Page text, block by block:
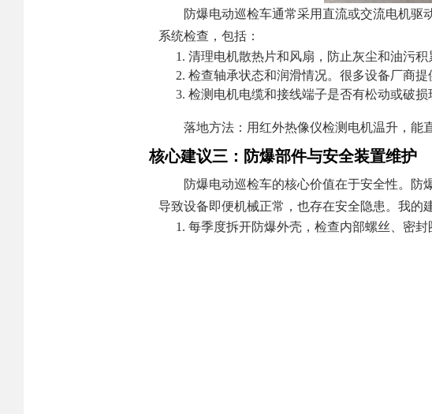
防爆电动巡检车通常采用直流或交流电机驱
系统检查，包括：
清理电机散热片和风扇，防止灰尘和油污积
检查轴承状态和润滑情况。很多设备厂商
检测电机电缆和接线端子是否有松动或破
落地方法：用红外热像仪检测电机温升，能
核心建议三：防爆部件与安全装置维护
防爆电动巡检车的核心价值在于安全性。防
导致设备即便机械正常，也存在安全隐患。我的
每季度拆开防爆外壳，检查内部螺丝、密封